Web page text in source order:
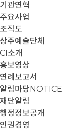
기관연혁
주요사업
조직도
상주예술단체
CI소개
홍보영상
연례보고서
알림마당NOTICE
재단알림
행정정보공개
인권경영